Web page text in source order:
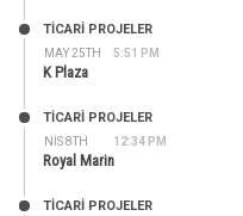
MAY 25TH 5:51 PM
TİCARİ PROJELER
K Plaza
NIS 8TH 12:34 PM
TİCARİ PROJELER
Royal Marin
TİCARİ PROJELER